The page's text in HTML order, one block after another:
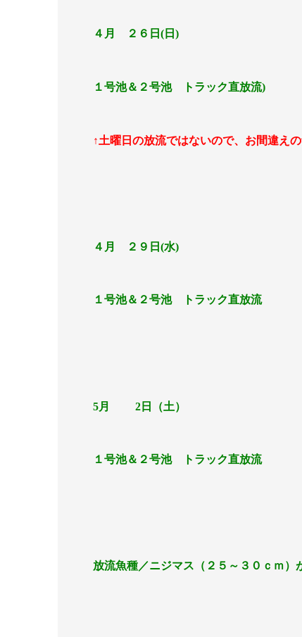
４月 ２６日(日)
１号池＆２号池 トラック直放流)
↑土曜日の放流ではないので、お間違え
４月 ２９日(水)
１号池＆２号池 トラック直放流
5月 2日（土）
１号池＆２号池 トラック直放流
放流魚種／ニジマス（２５～３０ｃｍ）